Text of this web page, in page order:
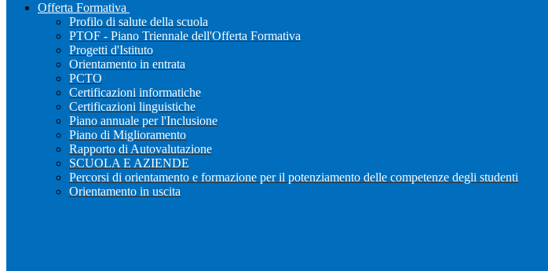
Offerta Formativa
Profilo di salute della scuola
PTOF - Piano Triennale dell'Offerta Formativa
Progetti d'Istituto
Orientamento in entrata
PCTO
Certificazioni informatiche
Certificazioni linguistiche
Piano annuale per l'Inclusione
Piano di Miglioramento
Rapporto di Autovalutazione
SCUOLA E AZIENDE
Percorsi di orientamento e formazione per il potenziamento delle competenze degli studenti
Orientamento in uscita